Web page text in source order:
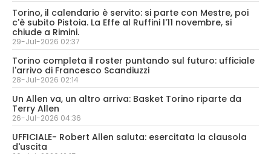
Torino, il calendario è servito: si parte con Mestre, poi
c'è subito Pistoia. La Effe al Ruffini l'11 novembre, si
chiude a Rimini.
29-Jul-2026 02:37
Torino completa il roster puntando sul futuro: ufficiale
l'arrivo di Francesco Scandiuzzi
28-Jul-2026 02:14
Un Allen va, un altro arriva: Basket Torino riparte da
Terry Allen
26-Jul-2026 04:36
UFFICIALE- Robert Allen saluta: esercitata la clausola
d'uscita